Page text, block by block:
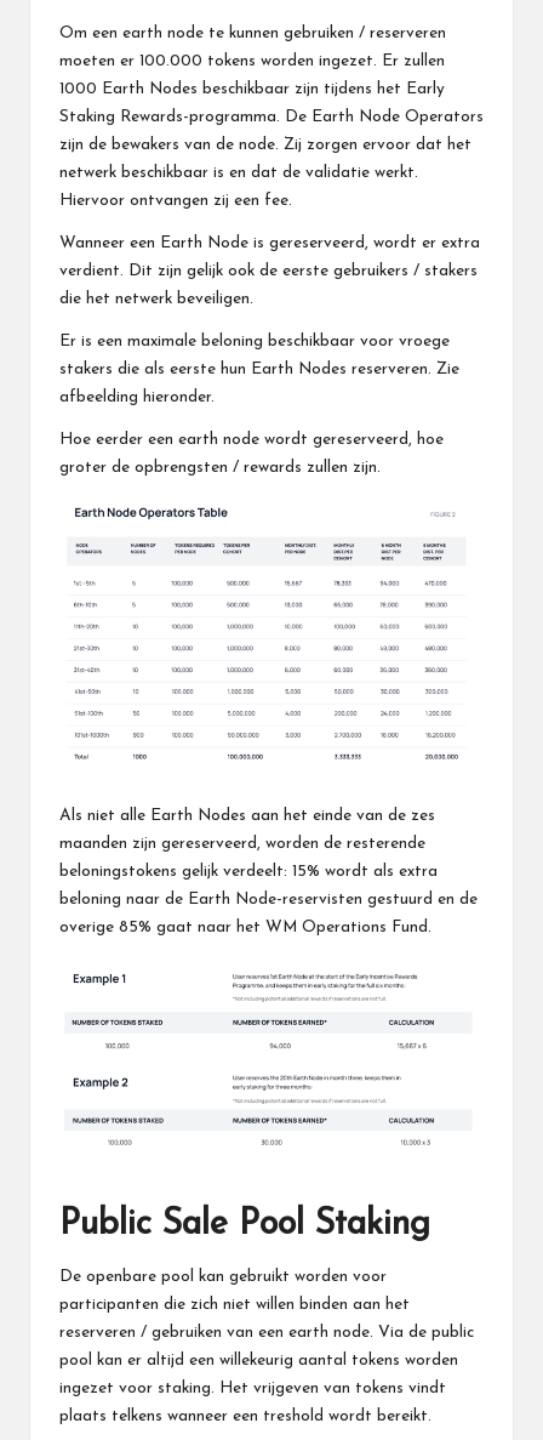
Om een earth node te kunnen gebruiken / reserveren
moeten er 100.000 tokens worden ingezet. Er zullen
1000 Earth Nodes beschikbaar zijn tijdens het Early
Staking Rewards-programma. De Earth Node Operators
zijn de bewakers van de node. Zij zorgen ervoor dat het
netwerk beschikbaar is en dat de validatie werkt.
Hiervoor ontvangen zij een fee.
Wanneer een Earth Node is gereserveerd, wordt er extra
verdient. Dit zijn gelijk ook de eerste gebruikers / stakers
die het netwerk beveiligen.
Er is een maximale beloning beschikbaar voor vroege
stakers die als eerste hun Earth Nodes reserveren. Zie
afbeelding hieronder.
Hoe eerder een earth node wordt gereserveerd, hoe
groter de opbrengsten / rewards zullen zijn.
Als niet alle Earth Nodes aan het einde van de zes
maanden zijn gereserveerd, worden de resterende
beloningstokens gelijk verdeelt: 15% wordt als extra
beloning naar de Earth Node-reservisten gestuurd en de
overige 85% gaat naar het WM Operations Fund.
Public Sale Pool Staking
De openbare pool kan gebruikt worden voor
participanten die zich niet willen binden aan het
reserveren / gebruiken van een earth node. Via de public
pool kan er altijd een willekeurig aantal tokens worden
ingezet voor staking. Het vrijgeven van tokens vindt
plaats telkens wanneer een treshold wordt bereikt.